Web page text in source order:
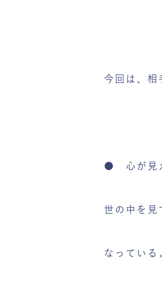
今回は、相
● 心が見
世の中を見
なっている